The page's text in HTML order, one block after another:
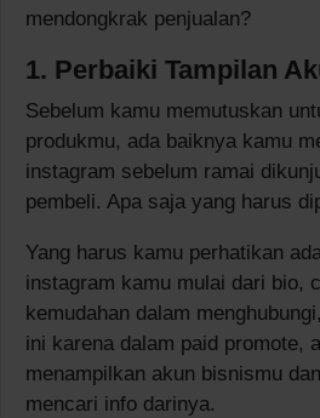
mendongkrak penjualan?
1. Perbaiki Tampilan
Sebelum kamu memutuskan
produkmu, ada baiknya kamu
instagram sebelum ramai
pembeli. Apa saja yang harus
Yang harus kamu perhatikan
instagram kamu mulai dari bio,
kemudahan dalam
ini karena dalam paid promote,
menampilkan akun bisnismu
mencari info darinya.